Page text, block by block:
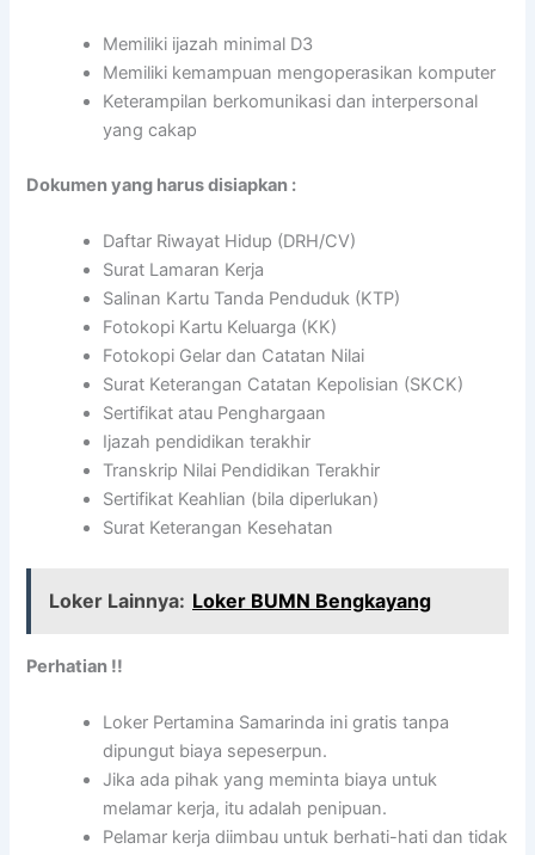
Memiliki ijazah minimal D3
Memiliki kemampuan mengoperasikan komputer
Keterampilan berkomunikasi dan interpersonal
yang cakap
Dokumen yang harus disiapkan :
Daftar Riwayat Hidup (DRH/CV)
Surat Lamaran Kerja
Salinan Kartu Tanda Penduduk (KTP)
Fotokopi Kartu Keluarga (KK)
Fotokopi Gelar dan Catatan Nilai
Surat Keterangan Catatan Kepolisian (SKCK)
Sertifikat atau Penghargaan
Ijazah pendidikan terakhir
Transkrip Nilai Pendidikan Terakhir
Sertifikat Keahlian (bila diperlukan)
Surat Keterangan Kesehatan
Loker Lainnya: Loker BUMN Bengkayang
Perhatian !!
Loker Pertamina Samarinda ini gratis tanpa
dipungut biaya sepeserpun.
Jika ada pihak yang meminta biaya untuk
melamar kerja, itu adalah penipuan.
Pelamar kerja diimbau untuk berhati-hati dan tidak